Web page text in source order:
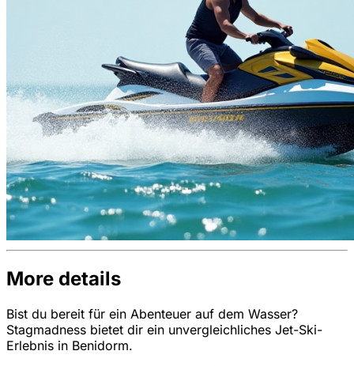
More details
Bist du bereit für ein Abenteuer auf dem Wasser?
Stagmadness bietet dir ein unvergleichliches Jet-Ski-
Erlebnis in Benidorm.